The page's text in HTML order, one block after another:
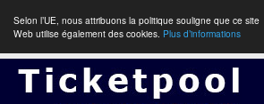
Selon l’UE, nous attribuons la politique souligne que ce site
Web utilise également des cookies. Plus d’informations